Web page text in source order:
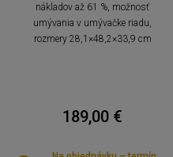
nákladov až 61 %, možnosť
umývania v umývačke riadu,
rozmery 28,1×48,2×33,9 cm
189,00 €